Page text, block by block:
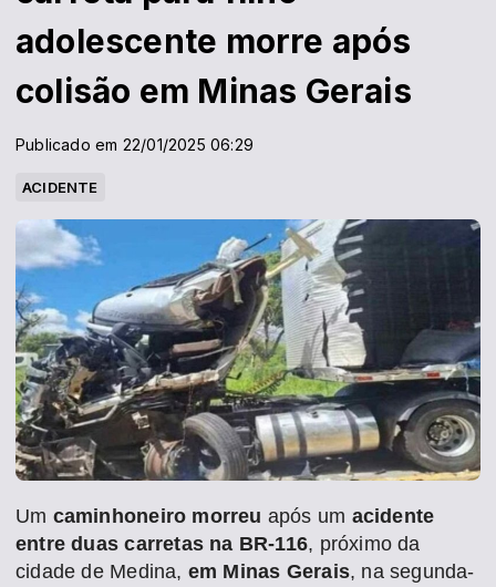
adolescente morre após
colisão em Minas Gerais
Publicado em 22/01/2025 06:29
ACIDENTE
Um caminhoneiro morreu após um acidente
entre duas carretas na BR-116, próximo da
cidade de Medina, em Minas Gerais, na segunda-